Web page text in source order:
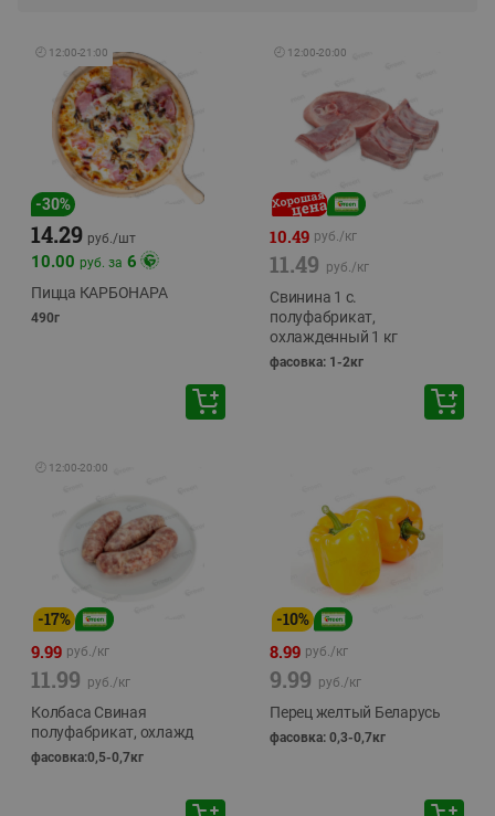
🕘 12:00-21:00
-30%
14.29 руб./шт
10.00 руб. за 6
Пицца КАРБОНАРА
490г
🕘 12:00-20:00
10.49 руб./кг
11.49 руб./кг
Свинина 1 с.
полуфабрикат,
охлажденный 1 кг
фасовка: 1-2кг
🕘 12:00-20:00
-17%
9.99 руб./кг
11.99 руб./кг
Колбаса Свиная
полуфабрикат, охлажд
фасовка:0,5-0,7кг
-10%
8.99 руб./кг
9.99 руб./кг
Перец желтый Беларусь
фасовка: 0,3-0,7кг